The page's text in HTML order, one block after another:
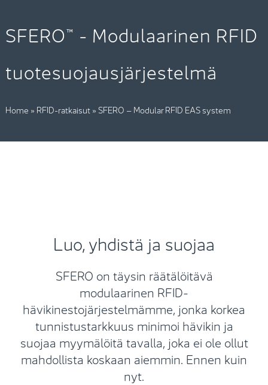
SFERO™ - Modulaarinen RFID
tuotesuojausjärjestelmä
Home » RFID-ratkaisut»SFERO – Modular RFID EAS system
Luo, yhdistä ja suojaa
SFERO on täysin räätälöitävä
modulaarinen RFID-
hävikinestojärjestelmämme, jonka korkea
tunnistustarkkuus minimoi hävikin ja
suojaa myymälöitä tavalla, joka ei ole ollut
mahdollista koskaan aiemmin. Ennen kuin
nyt.